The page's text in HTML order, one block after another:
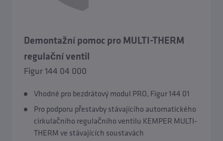
Demontažní pomoc pro MULTI-THERM
regulační ventil
Figur 144 04 000
Vhodné pro bezdrátový modul PRO, Figur 144 01
Pro podporu přestavby stávajícího automatického
cirkulačního regulačního ventilu KEMPER MULTI-
THERM ve stávajících soustavách